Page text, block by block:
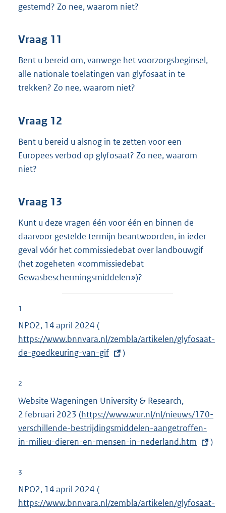
gestemd? Zo nee, waarom niet?
Vraag 11
Bent u bereid om, vanwege het voorzorgsbeginsel,
alle nationale toelatingen van glyfosaat in te
trekken? Zo nee, waarom niet?
Vraag 12
Bent u bereid u alsnog in te zetten voor een
Europees verbod op glyfosaat? Zo nee, waarom
niet?
Vraag 13
Kunt u deze vragen één voor één en binnen de
daarvoor gestelde termijn beantwoorden, in ieder
geval vóór het commissiedebat over landbouwgif
(het zogeheten «commissiedebat
Gewasbeschermingsmiddelen»)?
1
NPO2, 14 april 2024 (
x
t
e
l
i
n
https://www.bnnvara.nl/zembla/artikelen/glyfosaat-
de-goedkeuring-van-gif
)
2
Website Wageningen University & Research,
2 februari 2023 (E
x
t
e
l
https://www.wur.nl/nl/nieuws/170-
verschillende-bestrijdingsmiddelen-aangetroffen-
in-milieu-dieren-en-mensen-in-nederland.htm
)
3
NPO2, 14 april 2024 (
x
https://www.bnnvara.nl/zembla/artikelen/glyfosaat-